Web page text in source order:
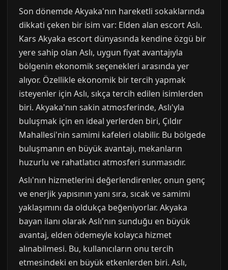
Son dönemde Akyaka'nın hareketli sokaklarında
dikkati çeken bir isim var: Elden alan escort Aslı.
Kars Akyaka escort dünyasında kendine özgü bir
yere sahip olan Aslı, uygun fiyat avantajıyla
bölgenin ekonomik seçenekleri arasında yer
alıyor. Özellikle ekonomik bir tercih yapmak
isteyenler için Aslı, sıkça tercih edilen isimlerden
biri. Akyaka'nın sakin atmosferinde, Aslı'yla
buluşmak için en ideal yerlerden biri, Çıldır
Mahallesi'nin samimi kafeleri olabilir. Bu bölgede
buluşmanın en büyük avantajı, mekanların
huzurlu ve rahatlatıcı atmosferi sunmasıdır.
Aslı'nın hizmetlerini değerlendirenler, onun genç
ve enerjik yapısının yanı sıra, sıcak ve samimi
yaklaşımını da oldukça beğeniyorlar. Akyaka
bayan ilanı olarak Aslı'nın sunduğu en büyük
avantaj, elden ödemeyle kolayca hizmet
alınabilmesi. Bu, kullanıcıların onu tercih
etmesindeki en büyük etkenlerden biri. Aslı,